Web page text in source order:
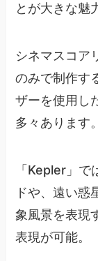
とが大きな魅
シネマスコア
のみで制作す
ザーを使用し
多々あります。
「Kepler」
ドや、遠い惑
象風景を表現
表現が可能。